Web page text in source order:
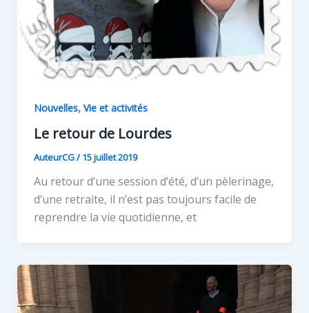
Nouvelles, Vie et activités
Le retour de Lourdes
AuteurCG/15 juillet 2019
Au retour d’une session d’été, d’un pèlerinage,
d’une retraite, il n’est pas toujours facile de
reprendre la vie quotidienne, et